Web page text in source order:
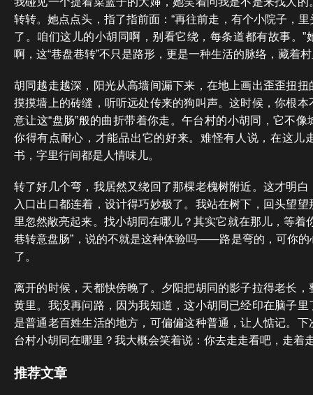
转转。她点点头，指了指前面：“再往前走，有个小院子，
了。咱们这儿的小胡同啊，别看它绕，每条道都有故事。”
啊，这“巷盘巷转”不只是路形，更是一种生活的脉络，藏着
胡同越走越深，阳光从高墙间漏下来，在地上画出歪歪扭
摸摸墙上的砖缝，听听远处传来的狗叫声。这时候，你根
意让这“盘肠”般的曲折带着你走。午台村的小胡同，它不
你得有点耐心，才能品出它的好来。难怪有人说，在这儿
书，字里行间都是人情味儿。
转了好几个弯，我居然又绕回了那棵老槐树附近。这才明
入口出口都连着，设计得巧妙极了。我站在树下，回头望
里忽然敞亮起来。找小胡同在哪儿？其实它就在那儿，等着
巷转意盘肠”，说的不就是这种体验吗——路是弯的，可你的
了。
离开的时候，天都快傍晚了。夕阳把胡同的影子拉得老长
黄里。我没再问路，因为我知道，这小胡同已经印在脑子
是普通老百姓生活的地方，可偏偏这种普通，让人惦记。
台村小胡同在哪里？我大概会笑着说：你去走走看吧，走着
推荐文章